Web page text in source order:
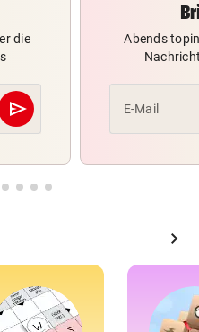
die
send
Abschicken
Abends
E-Mail
chevron_right